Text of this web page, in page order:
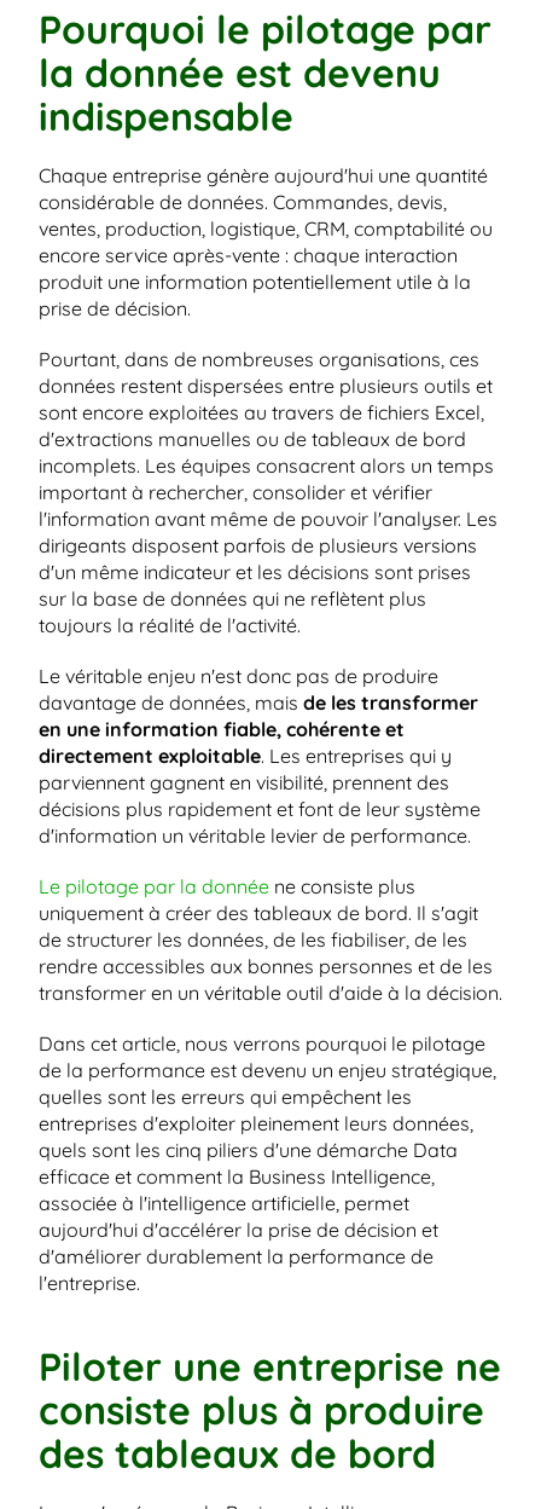
Pourquoi le pilotage par
la donnée est devenu
indispensable
Chaque entreprise génère aujourd'hui une quantité
considérable de données. Commandes, devis,
ventes, production, logistique, CRM, comptabilité ou
encore service après-vente : chaque interaction
produit une information potentiellement utile à la
prise de décision.
Pourtant, dans de nombreuses organisations, ces
données restent dispersées entre plusieurs outils et
sont encore exploitées au travers de fichiers Excel,
d'extractions manuelles ou de tableaux de bord
incomplets. Les équipes consacrent alors un temps
important à rechercher, consolider et vérifier
l'information avant même de pouvoir l'analyser. Les
dirigeants disposent parfois de plusieurs versions
d'un même indicateur et les décisions sont prises
sur la base de données qui ne reflètent plus
toujours la réalité de l'activité.
Le véritable enjeu n'est donc pas de produire
davantage de données, mais de les transformer
en une information fiable, cohérente et
directement exploitable. Les entreprises qui y
parviennent gagnent en visibilité, prennent des
décisions plus rapidement et font de leur système
d'information un véritable levier de performance.
Le pilotage par la donnée ne consiste plus
uniquement à créer des tableaux de bord. Il s'agit
de structurer les données, de les fiabiliser, de les
rendre accessibles aux bonnes personnes et de les
transformer en un véritable outil d'aide à la décision.
Dans cet article, nous verrons pourquoi le pilotage
de la performance est devenu un enjeu stratégique,
quelles sont les erreurs qui empêchent les
entreprises d'exploiter pleinement leurs données,
quels sont les cinq piliers d'une démarche Data
efficace et comment la Business Intelligence,
associée à l'intelligence artificielle, permet
aujourd'hui d'accélérer la prise de décision et
d'améliorer durablement la performance de
l'entreprise.
Piloter une entreprise ne
consiste plus à produire
des tableaux de bord